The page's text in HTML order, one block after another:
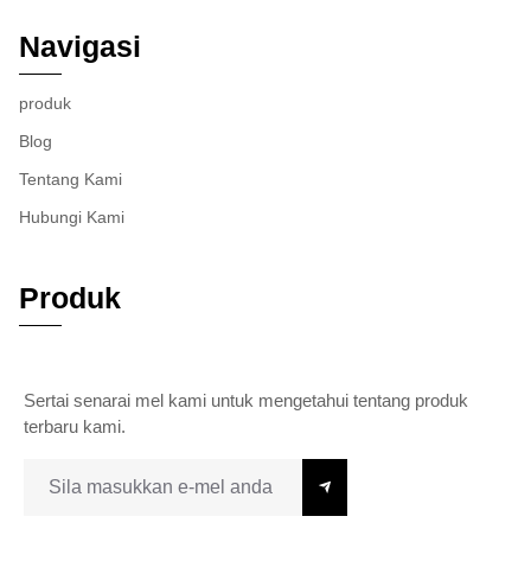
Navigasi
produk
Blog
Tentang Kami
Hubungi Kami
Produk
Sertai senarai mel kami untuk mengetahui tentang produk
terbaru kami.